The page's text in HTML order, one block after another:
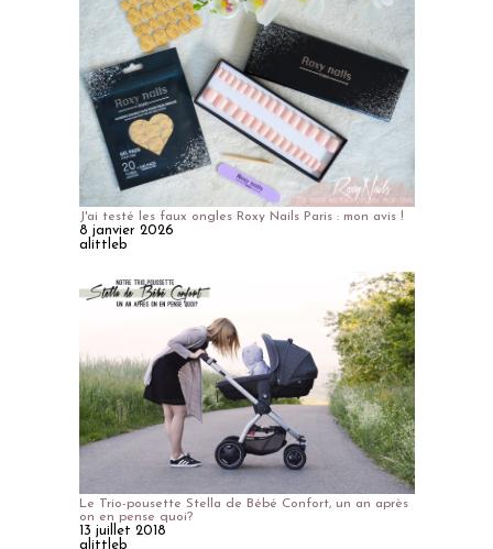
J'ai testé les faux ongles Roxy Nails Paris : mon avis !
8 janvier 2026
alittleb
Le Trio-pousette Stella de Bébé Confort, un an après
on en pense quoi?
13 juillet 2018
alittleb